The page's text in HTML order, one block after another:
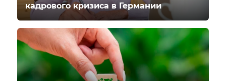
кадрового кризиса в Германии